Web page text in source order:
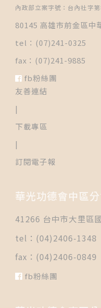
內政部立案字號：台內社字
80145 高雄市前金區中
tel：(07)241-0325
fax：(07)241-9885
fb粉絲團
友善連結
|
下載專區
|
訂閱電子報
華光功德會中區
41266 台中市大里區
tel：(04)2406-1348
fax：(04)2406-0849
fb粉絲團